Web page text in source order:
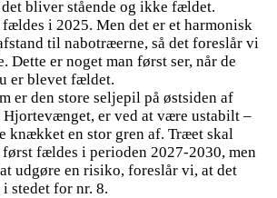
bliver stående og ikke fældet.
i 2025. Men det er et harmonisk
til nabotræerne, så det foreslår vi
Dette er noget man først ser, når de
er blevet fældet.
er den store seljepil på østsiden af
er ved at være ustabilt –
knækket en stor gren af. Træet skal
fældes i perioden 2027-2030, men
udgøre en risiko, foreslår vi, at det
stedet for nr. 8.